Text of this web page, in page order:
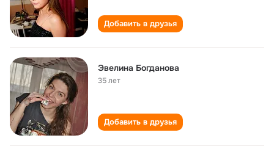
Добавить в друзья
Эвелина Богданова
35 лет
Добавить в друзья